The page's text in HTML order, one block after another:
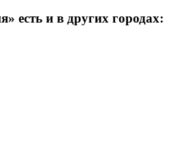
есть и в других городах: